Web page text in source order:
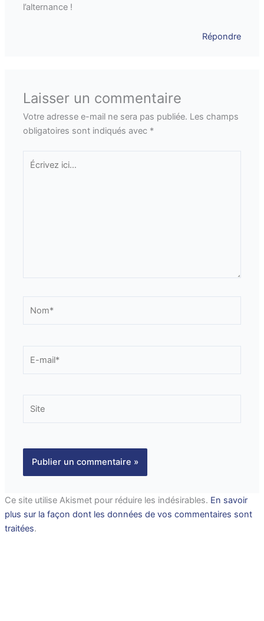
l’alternance !
Répondre
Laisser un commentaire
Votre adresse e-mail ne sera pas publiée. Les champs
obligatoires sont indiqués avec *
Écrivez
ici…
mail*
Ce site utilise Akismet pour réduire les indésirables. En savoir
plus sur la façon dont les données de vos commentaires sont
traitées.